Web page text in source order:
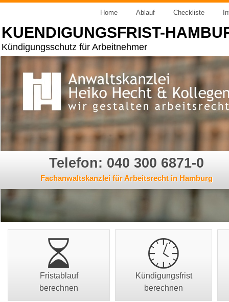
Home Ablauf Checkliste
KUENDIGUNGSFRIST-
Kündigungsschutz für Arbeitnehmer
Telefon: 040 300 6871-0
Fachanwaltskanzlei für Arbeitsrecht in Hamburg
Fristablauf
berechnen
Kündigungsfrist
berechnen